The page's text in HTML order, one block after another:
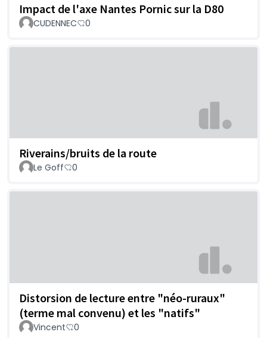
Impact de l'axe Nantes Pornic sur la D80
CUDENNEC 0
Riverains/bruits de la route
Le Goff 0
Distorsion de lecture entre "néo-ruraux"
(terme mal convenu) et les "natifs"
Vincent 0